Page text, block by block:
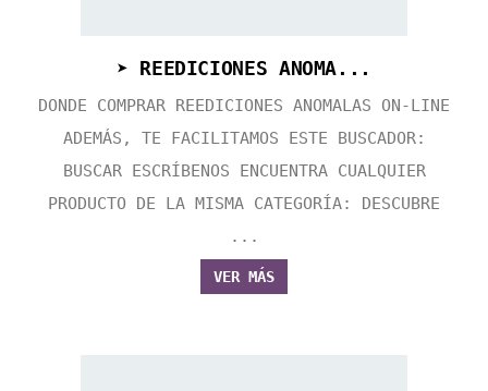
➤ REEDICIONES ANOMA...
DONDE COMPRAR REEDICIONES ANOMALAS ON-LINE
ADEMÁS, TE FACILITAMOS ESTE BUSCADOR:
BUSCAR ESCRÍBENOS ENCUENTRA CUALQUIER
PRODUCTO DE LA MISMA CATEGORÍA: DESCUBRE
...
VER MÁS